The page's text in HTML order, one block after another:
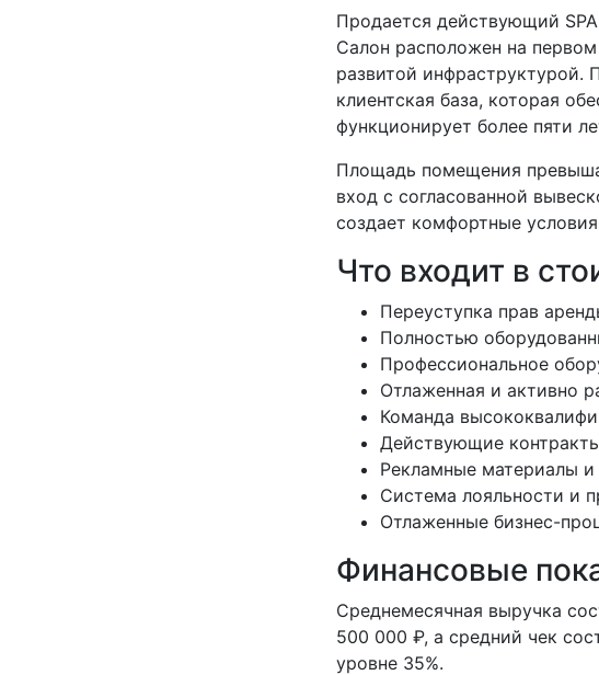
Продается действующий
Салон расположен на
развитой инфраструктурой.
клиентская база, которая
функционирует более пяти
Площадь помещения
вход с согласованной
создает комфортные
Что входит в
Переуступка прав
Полностью
Профессиональное
Отлаженная и активно
Команда
Действующие
Рекламные материалы и
Система лояльности и
Отлаженные бизнес-
Финансовые
Среднемесячная выручка
500 000 ₽, а средний чек
уровне 35%.